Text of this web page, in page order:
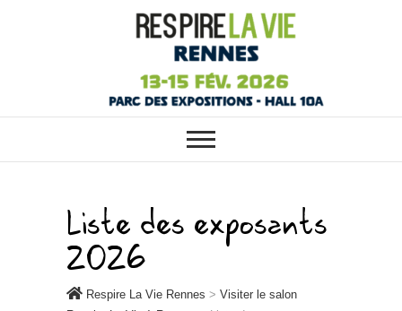
Respire La Vie
Rennes
RESPIRE LA VIE RENNES :
VOTRE SALON ÉCOLO, BIO,
BIEN-ÊTRE ET HABITAT SAIN À
Liste des exposants
2026
Respire La Vie Rennes > Visiter le salon